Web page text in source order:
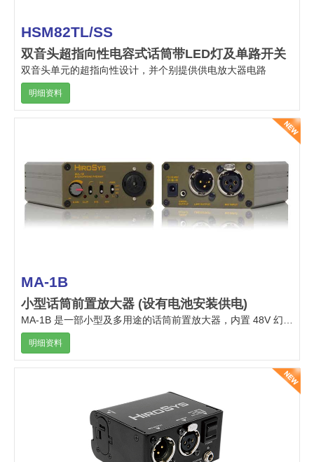
HSM82TL/SS
双音头超指向性电容式话筒带LED灯及单路开关
双音头单元的超指向性设计，并个别提供供电放大器电路
明细资料
MA-1B
小型话筒前置放大器 (设有电池安装供电)
明细资料